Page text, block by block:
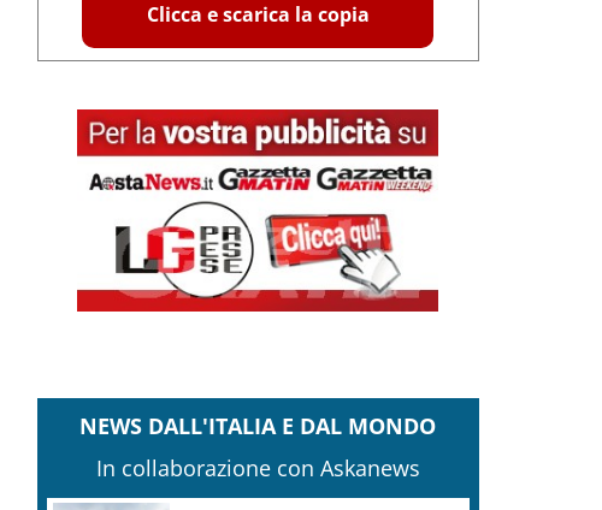
Clicca e scarica la copia
NEWS DALL'ITALIA E DAL MONDO
In collaborazione con Askanews